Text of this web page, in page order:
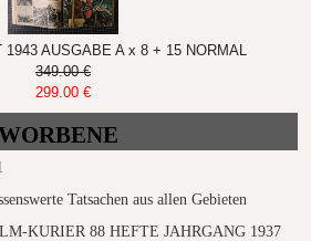
1943 AUSGABE A x 8 + 15 NORMAL
349.00 €
299.00 €
Tatsachen aus allen Gebieten
KURIER 88 HEFTE JAHRGANG 1937